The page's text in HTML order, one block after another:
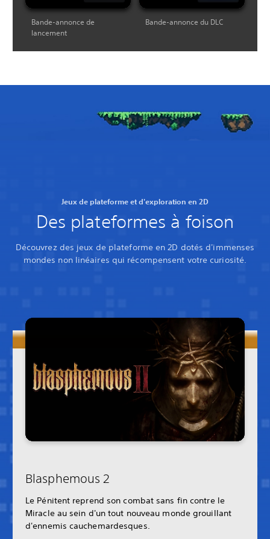
Bande-annonce de
lancement
Bande-annonce du DLC
Jeux de plateforme et d'exploration en 2D
Des plateformes à foison
Découvrez des jeux de plateforme en 2D dotés d'immenses
mondes non linéaires qui récompensent votre curiosité.
Blasphemous 2
Le Pénitent reprend son combat sans fin contre le
Miracle au sein d'un tout nouveau monde grouillant
d'ennemis cauchemardesques.